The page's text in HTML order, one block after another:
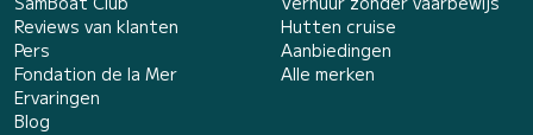
Reviews van klanten
Pers
Fondation de la Mer
Ervaringen
Blog
Hutten cruise
Aanbiedingen
Alle merken